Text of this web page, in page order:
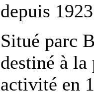
depuis
Situé parc
destiné à
activité en